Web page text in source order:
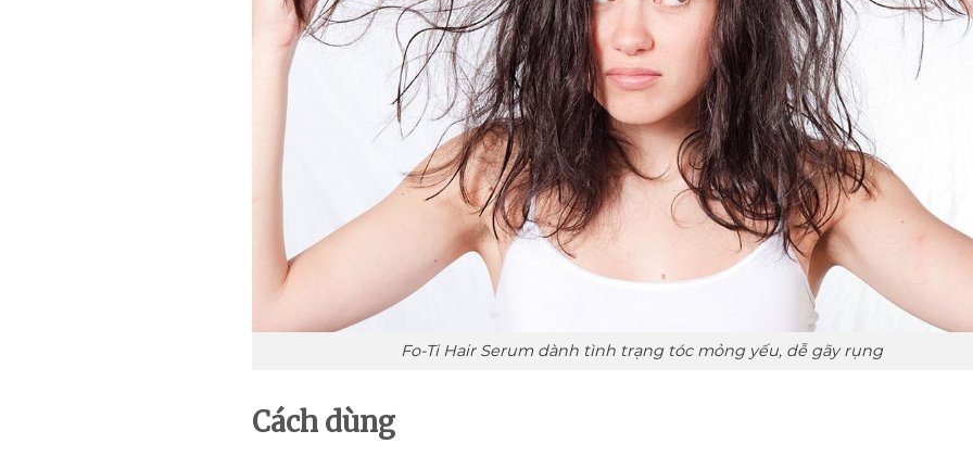
Fo-Ti Hair Serum dành tình trạng tóc mỏng yếu, dễ gãy rụng
Cách dùng